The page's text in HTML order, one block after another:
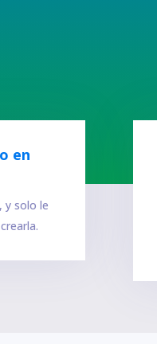
en
, y solo le